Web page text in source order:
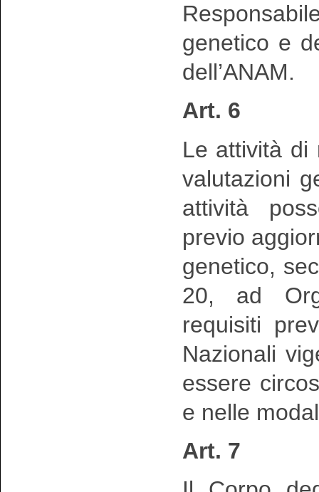
genetico e
dell’ANAM.
Art. 6
Le attività di
valutazioni
attività
previo
genetico,
20, ad
requisiti
Nazionali
essere
e nelle
Art. 7